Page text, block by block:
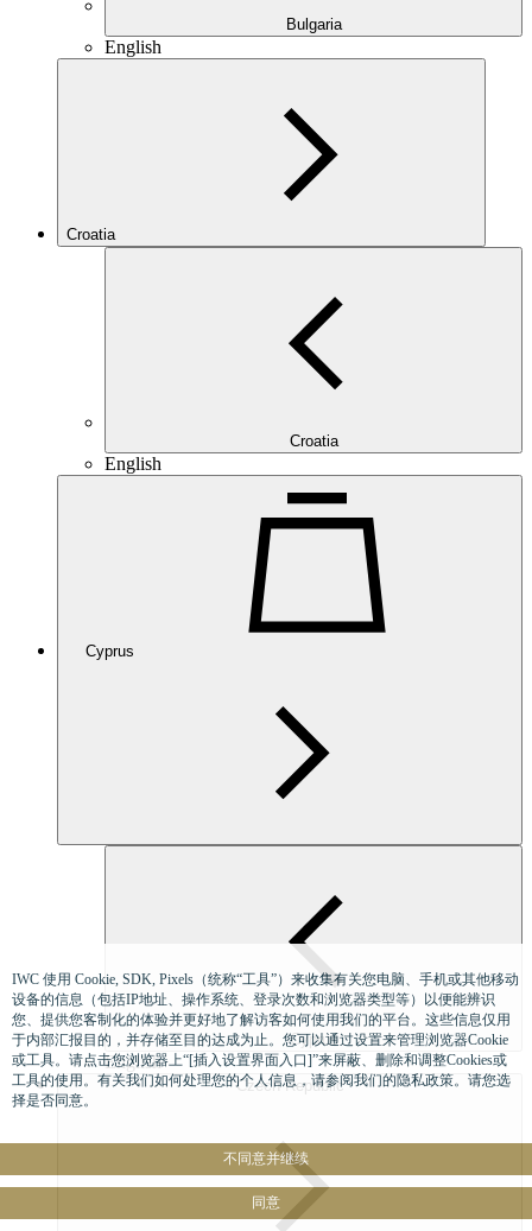
Bulgaria
English
Croatia
Croatia
English
Cyprus
Cyprus
English
Czech Republic
IWC 使用 Cookie, SDK, Pixels（统称“工具”）来收集有关您电脑、手机或其他移动
设备的信息（包括IP地址、操作系统、登录次数和浏览器类型等）以便能辨识
您、提供您客制化的体验并更好地了解访客如何使用我们的平台。这些信息仅用
于内部汇报目的，并存储至目的达成为止。您可以通过设置来管理浏览器Cookie
或工具。请点击您浏览器上“[插入设置界面入口]”来屏蔽、删除和调整Cookies或
工具的使用。有关我们如何处理您的个人信息，请参阅我们的隐私政策。请您选
择是否同意。
不同意并继续
同意